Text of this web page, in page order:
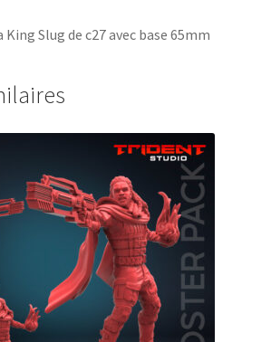
Slug de c27 avec base 65mm